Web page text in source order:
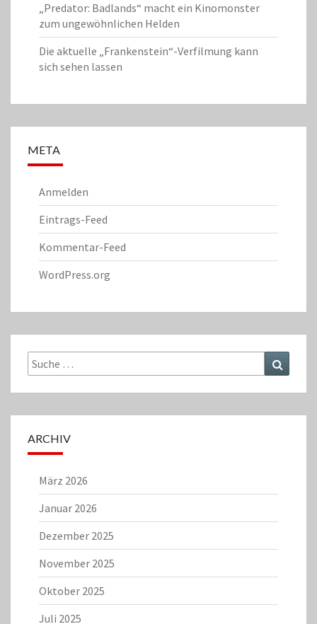
„Predator: Badlands“ macht ein Kinomonster
zum ungewöhnlichen Helden
Die aktuelle „Frankenstein“-Verfilmung kann
sich sehen lassen
META
Anmelden
Eintrags-Feed
Kommentar-Feed
WordPress.org
Suche
nach:
ARCHIV
März 2026
Januar 2026
Dezember 2025
November 2025
Oktober 2025
Juli 2025